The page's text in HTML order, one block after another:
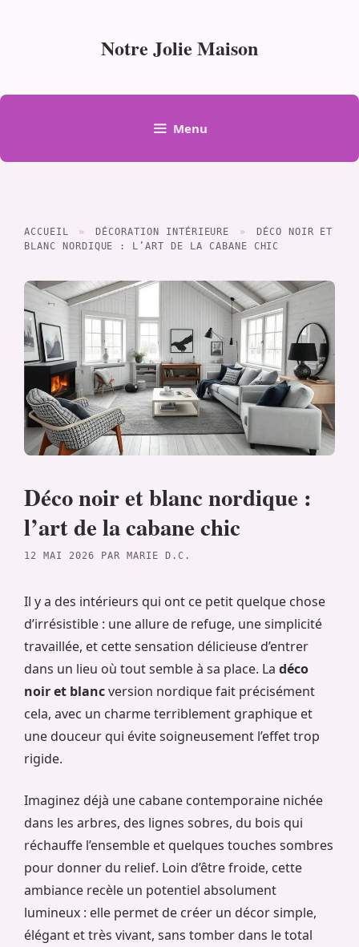
Notre Jolie Maison
Menu
ACCUEIL » DÉCORATION INTÉRIEURE »
DÉCO NOIR ET
BLANC NORDIQUE : L’ART DE LA CABANE CHIC
Déco noir et blanc nordique :
l’art de la cabane chic
12 MAI 2026 PAR MARIE D.C.
Il y a des intérieurs qui ont ce petit quelque chose
d’irrésistible : une allure de refuge, une simplicité
travaillée, et cette sensation délicieuse d’entrer
dans un lieu où tout semble à sa place. La déco
noir et blancversion nordique fait précisément
cela, avec un charme terriblement graphique et
une douceur qui évite soigneusement l’effet trop
rigide.
Imaginez déjà une cabane contemporaine nichée
dans les arbres, des lignes sobres, du bois qui
réchauffe l’ensemble et quelques touches sombres
pour donner du relief. Loin d’être froide, cette
ambiance recèle un potentiel absolument
lumineux : elle permet de créer un décor simple,
élégant et très vivant, sans tomber dans le total